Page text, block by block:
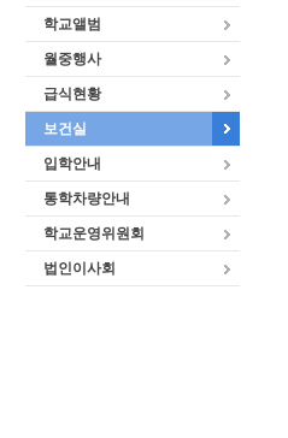
학교앨범
월중행사
급식현황
보건실
입학안내
통학차량안내
학교운영위원회
법인이사회